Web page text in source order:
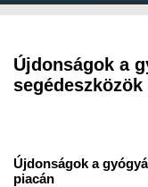
Újdonságok a
segédeszközök
Újdonságok a
piacán